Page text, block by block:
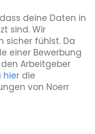
deine Daten in
sind. Wir
sicher fühlst. Da
einer Bewerbung
Arbeitgeber
hierdie
von Noerr